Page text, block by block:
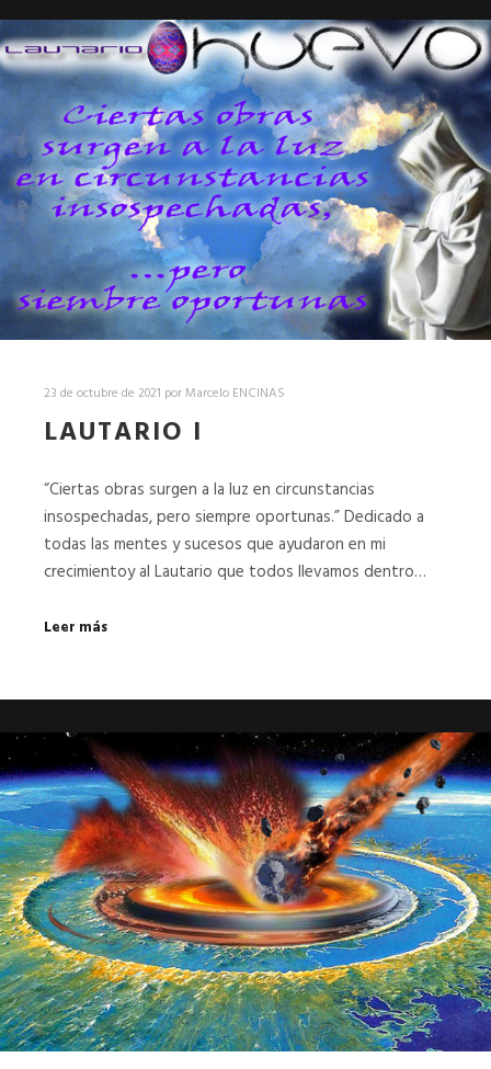
23 de octubre de 2021 porMarcelo ENCINAS
LAUTARIO I
“Ciertas obras surgen a la luz en circunstancias
insospechadas, pero siempre oportunas.” Dedicado a
todas las mentes y sucesos que ayudaron en mi
crecimientoy al Lautario que todos llevamos dentro…
Leer más